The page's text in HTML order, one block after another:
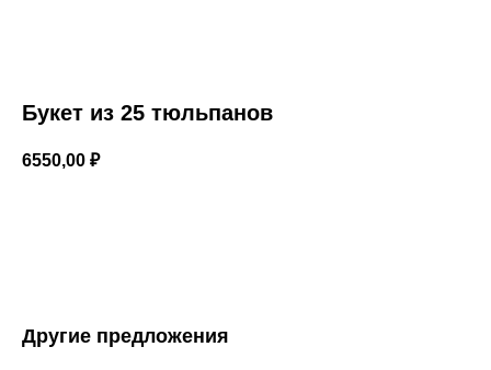
Букет из 25 тюльпанов
6550,00 ₽
Другие предложения